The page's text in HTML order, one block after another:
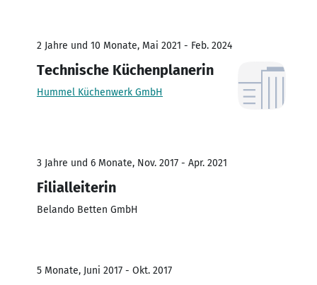
2 Jahre und 10 Monate, Mai 2021 - Feb. 2024
Technische Küchenplanerin
Hummel Küchenwerk GmbH
3 Jahre und 6 Monate, Nov. 2017 - Apr. 2021
Filialleiterin
Belando Betten GmbH
5 Monate, Juni 2017 - Okt. 2017